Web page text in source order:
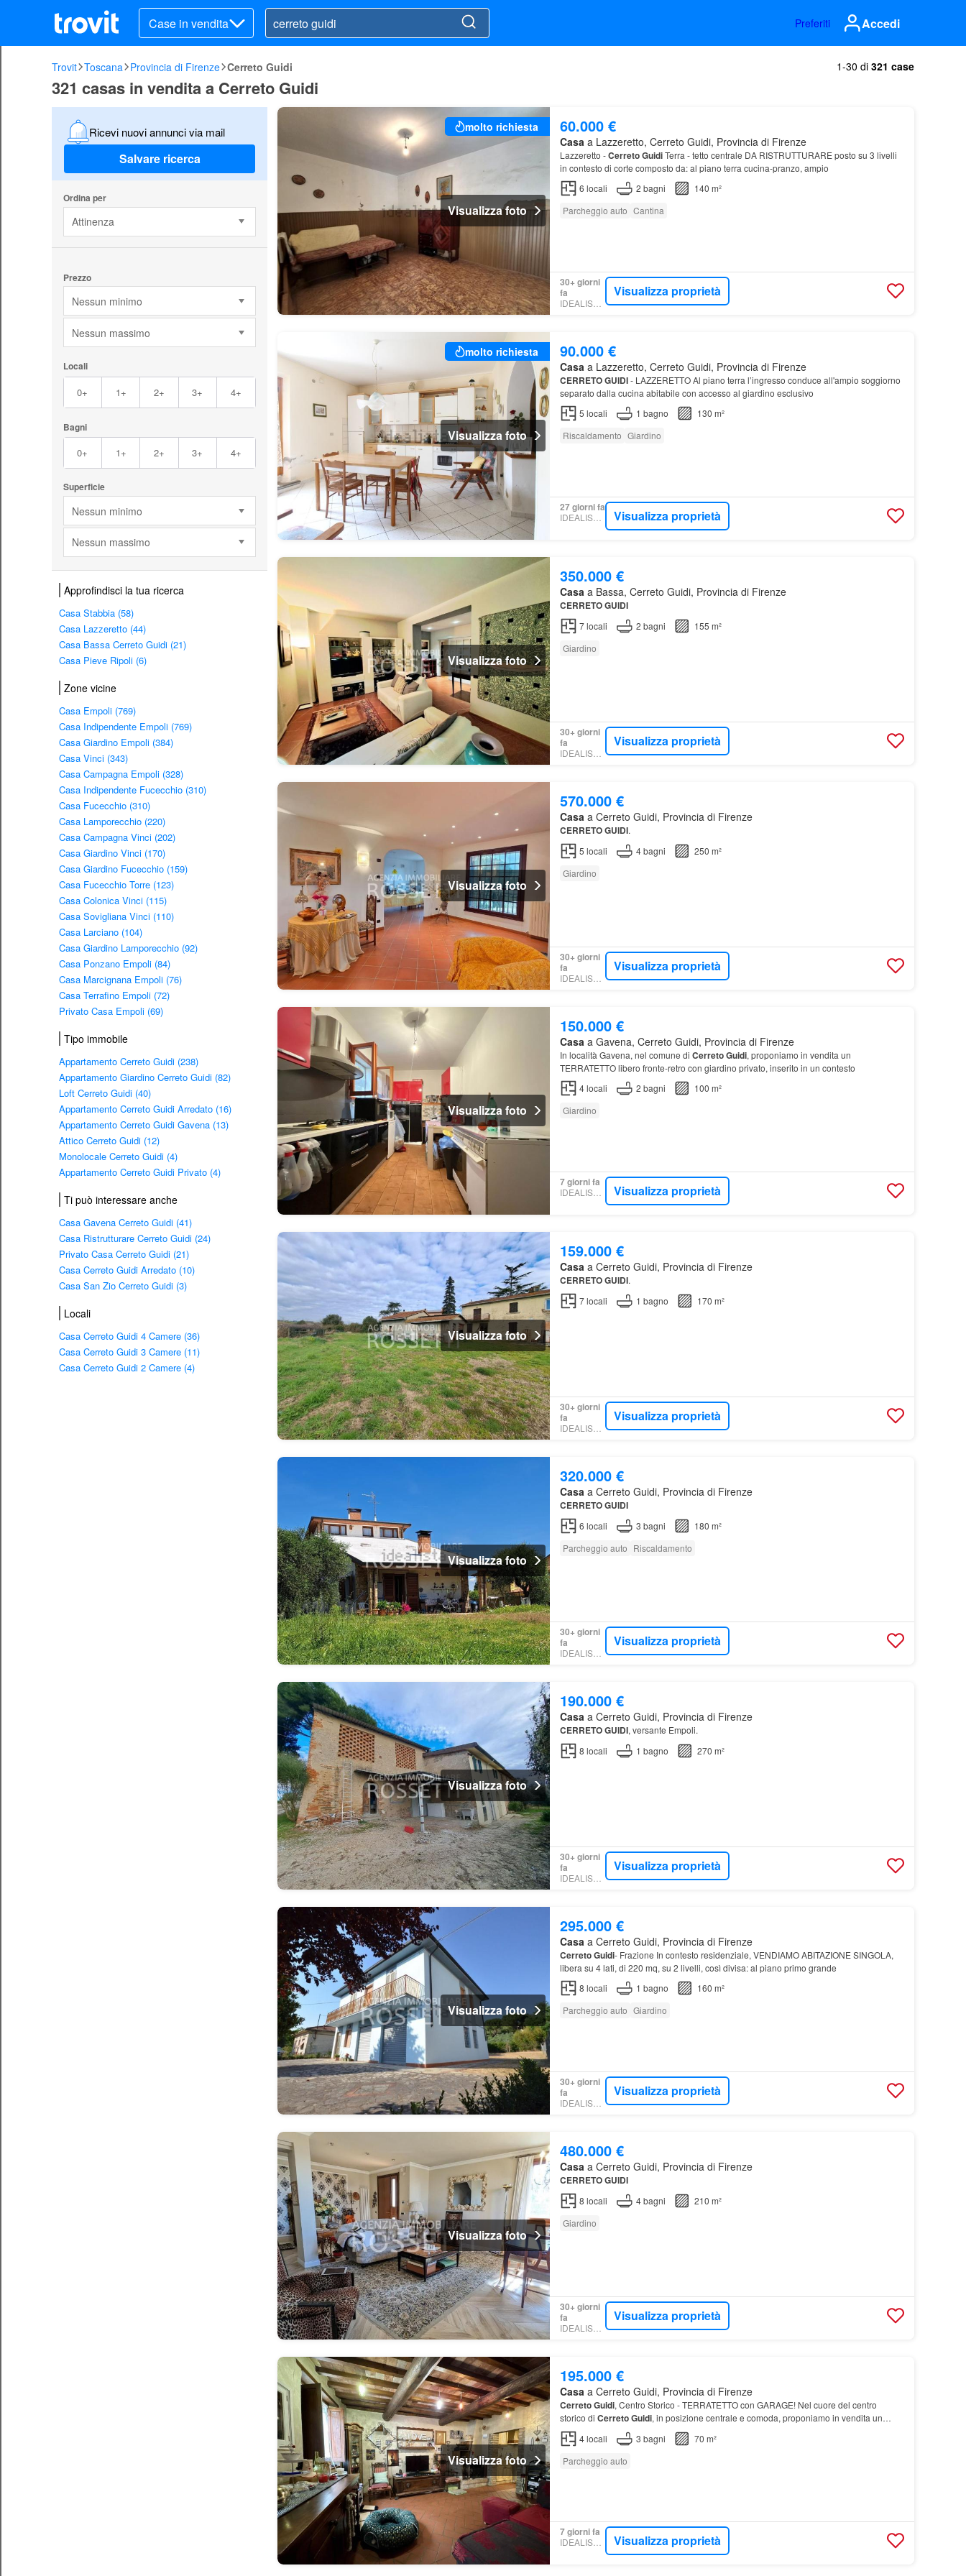
Case in vendita Preferiti Accedi
Trovit Toscana Provincia di Firenze Cerreto Guidi 1-30 di 321 case
321 casas in vendita a Cerreto Guidi
Ricevi nuovi annunci via mail
Salvare ricerca
Ordina per
Attinenza
Prezzo
Nessun minimo
Nessun massimo
Locali
0+ 1+ 2+ 3+ 4+
Bagni
0+ 1+ 2+ 3+ 4+
Superficie
Nessun minimo
Nessun massimo
Approfindisci la tua ricerca
Casa Stabbia (58)
Casa Lazzeretto (44)
Casa Bassa Cerreto Guidi (21)
Casa Pieve Ripoli (6)
Zone vicine
Casa Empoli (769)
Casa Indipendente Empoli (769)
Casa Giardino Empoli (384)
Casa Vinci (343)
Casa Campagna Empoli (328)
Casa Indipendente Fucecchio (310)
Casa Fucecchio (310)
Casa Lamporecchio (220)
Casa Campagna Vinci (202)
Casa Giardino Vinci (170)
Casa Giardino Fucecchio (159)
Casa Fucecchio Torre (123)
Casa Colonica Vinci (115)
Casa Sovigliana Vinci (110)
Casa Larciano (104)
Casa Giardino Lamporecchio (92)
Casa Ponzano Empoli (84)
Casa Marcignana Empoli (76)
Casa Terrafino Empoli (72)
Privato Casa Empoli (69)
Tipo immobile
Appartamento Cerreto Guidi (238)
Appartamento Giardino Cerreto Guidi (82)
Loft Cerreto Guidi (40)
Appartamento Cerreto Guidi Arredato (16)
Appartamento Cerreto Guidi Gavena (13)
Attico Cerreto Guidi (12)
Monolocale Cerreto Guidi (4)
Appartamento Cerreto Guidi Privato (4)
Ti può interessare anche
Casa Gavena Cerreto Guidi (41)
Casa Ristrutturare Cerreto Guidi (24)
Privato Casa Cerreto Guidi (21)
Casa Cerreto Guidi Arredato (10)
Casa San Zio Cerreto Guidi (3)
Locali
Casa Cerreto Guidi 4 Camere (36)
Casa Cerreto Guidi 3 Camere (11)
Casa Cerreto Guidi 2 Camere (4)
molto richiesta
Visualizza foto
60.000 €
Casaa Lazzeretto, Cerreto Guidi, Provincia di Firenze
Lazzeretto -CerretoGuidiTerra - tetto centrale DA RISTRUTTURARE posto su 3 livelli
in contesto di corte composto da: al piano terra cucina-pranzo, ampio
6 locali 2 bagni
140 m²
Parcheggio auto Cantina
30+ giorni
fa
IDEALISTA.IT
Visualizza proprietà
molto richiesta
Visualizza foto
90.000 €
Casa a Lazzeretto, Cerreto Guidi, Provincia di Firenze
CERRETOGUIDI- LAZZERETTO Al piano terra l’ingresso conduce all'ampio soggiorno
separato dalla cucina abitabile con accesso al giardino esclusivo
5 locali 1 bagno
130 m²
Riscaldamento Giardino
27 giorni fa
IDEALISTA.IT Visualizza proprietà
Visualizza foto
350.000 €
Casa a Bassa, Cerreto Guidi, Provincia di Firenze
CERRETOGUIDI
7locali 2 bagni
155 m²
Giardino
30+ giorni
fa
IDEALISTA.IT
Visualizza proprietà
Visualizza foto
570.000 €
Casa a Cerreto Guidi, Provincia di Firenze
CERRETOGUIDI.
5 locali 4bagni
250 m²
Giardino
30+ giorni
fa
IDEALISTA.IT
Visualizza proprietà
Visualizza foto
150.000 €
Casa a Gavena, Cerreto Guidi, Provincia di Firenze
In località Gavena, nel comune di CerretoGuidi, proponiamo in vendita un
TERRATETTO libero fronte-retro con giardino privato, inserito in un contesto
4locali 2 bagni
100 m²
Giardino
7 giorni fa
IDEALISTA.IT Visualizza proprietà
Visualizza foto
159.000 €
Casa a Cerreto Guidi, Provincia di Firenze
CERRETOGUIDI.
7locali 1 bagno 170 m²
30+ giorni
fa
IDEALISTA.IT
Visualizza proprietà
Visualizza foto
320.000 €
Casa a Cerreto Guidi, Provincia di Firenze
CERRETOGUIDI
6 locali 3 bagni
180 m²
Parcheggio auto Riscaldamento
30+ giorni
fa
IDEALISTA.IT
Visualizza proprietà
Visualizza foto
190.000 €
Casa a Cerreto Guidi, Provincia di Firenze
CERRETOGUIDI, versante Empoli.
8 locali 1 bagno 270 m²
30+ giorni
fa
IDEALISTA.IT
Visualizza proprietà
Visualizza foto
295.000 €
Casa a Cerreto Guidi, Provincia di Firenze
CerretoGuidi- Frazione In contesto residenziale, VENDIAMO ABITAZIONE SINGOLA,
libera su 4 lati, di 220 mq, su 2 livelli, così divisa: al piano primo grande
8 locali 1 bagno
160 m²
Parcheggio auto Giardino
30+ giorni
fa
IDEALISTA.IT
Visualizza proprietà
Visualizza foto
480.000 €
Casa a Cerreto Guidi, Provincia di Firenze
CERRETOGUIDI
8 locali 4bagni
210 m²
Giardino
30+ giorni
fa
IDEALISTA.IT
Visualizza proprietà
Visualizza foto
195.000 €
Casa a Cerreto Guidi, Provincia di Firenze
CerretoGuidi, Centro Storico - TERRATETTO con GARAGE! Nel cuore del centro
storico di CerretoGuidi, in posizione centrale e comoda, proponiamo in vendita un
terratetto disposto su tre livelli, ideale per…
4locali 3 bagni
70 m²
Parcheggio auto
7 giorni fa
IDEALISTA.IT Visualizza proprietà